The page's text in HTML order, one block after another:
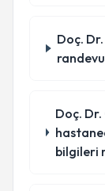
Doç.
Doç.
bilgileri